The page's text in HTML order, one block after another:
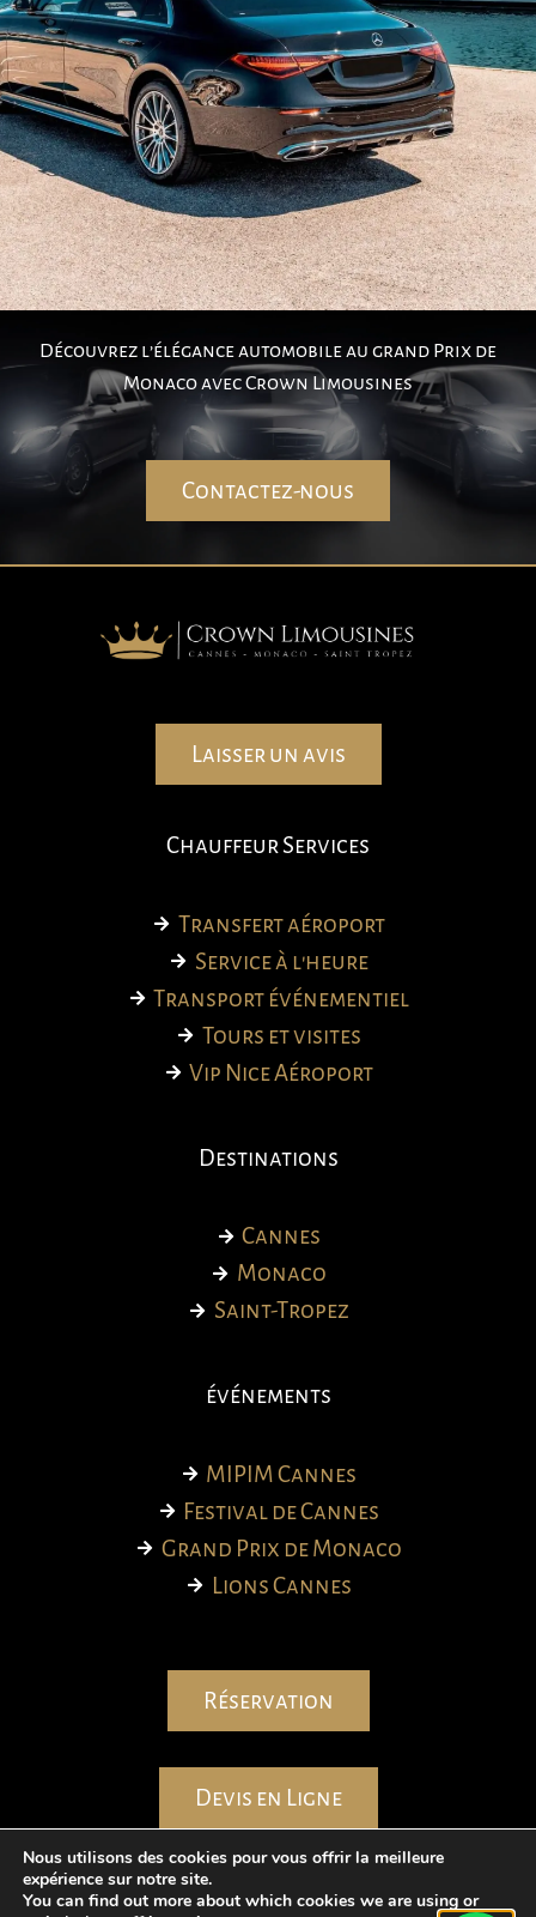
Découvrez l’élégance automobile au grand Prix de
Monaco avec Crown Limousines
Contactez-nous
Laisser un avis
Chauffeur Services
Transfert aéroport
Service à l'heure
Transport événementiel
Tours et visites
Vip Nice Aéroport
Destinations
Cannes
Monaco
Saint-Tropez
événements
MIPIM Cannes
Festival de Cannes
Grand Prix de Monaco
Lions Cannes
Réservation
Devis en Ligne
Nous utilisons des cookies pour vous offrir la meilleure
expérience sur notre site.
You can find out more about which cookies we are using or